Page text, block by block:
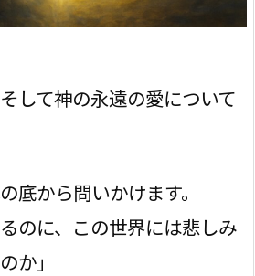
して神の永遠の愛について
底から問いかけます。
のに、この世界には悲しみ
か」